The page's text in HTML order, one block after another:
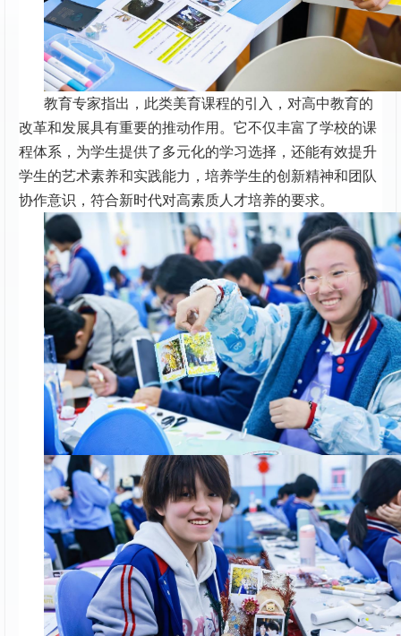
教育专家指出，此类美育课程的引入，对高中教育的
改革和发展具有重要的推动作用。它不仅丰富了学校的课
程体系，为学生提供了多元化的学习选择，还能有效提升
学生的艺术素养和实践能力，培养学生的创新精神和团队
协作意识，符合新时代对高素质人才培养的要求。